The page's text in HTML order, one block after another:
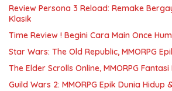
Review Persona 3 Reload: Remake
Klasik
Time Review ! Begini Cara Main Once
Star Wars: The Old Republic, MMORPG
The Elder Scrolls Online, MMORPG
Guild Wars 2: MMORPG Epik Dunia Hidup